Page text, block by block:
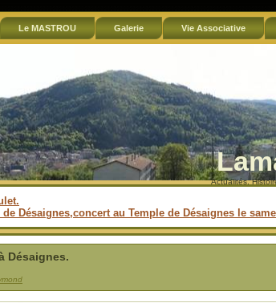
Le MASTROU Galerie Vie Associative
Actualités,
Désaignes,concert au Temple de Désaignes le
Désaignes.